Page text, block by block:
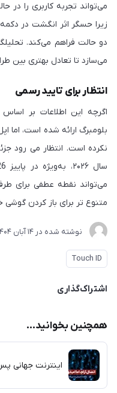
می‌تواند تجربه کاربری را در
زیرا حسگر اثر انگشت در
دو حالت فراهم می‌کند.
می‌سازد تا تعادل بهتری بین
انتظار برای تایید رسمی
اگرچه این اطلاعات بر
بلومبرگ ارائه شده است، اما
نکرده است. انتظار می رود
می‌تواند نقطه عطفی برای
متنوع تر برای باز کردن
نوشته شده در 14 آبان 1404
Touch ID
اشتراک‌گذاری
همچنین بخوانید...
اینترنت جهانی پس از ۸۸ روز